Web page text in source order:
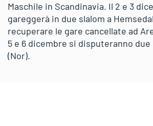
Maschile in Scandinavia. Il 2 e 3
gareggerà in due slalom a
recuperare le gare cancellate ad
5 e 6 dicembre si disputeranno
(Nor).